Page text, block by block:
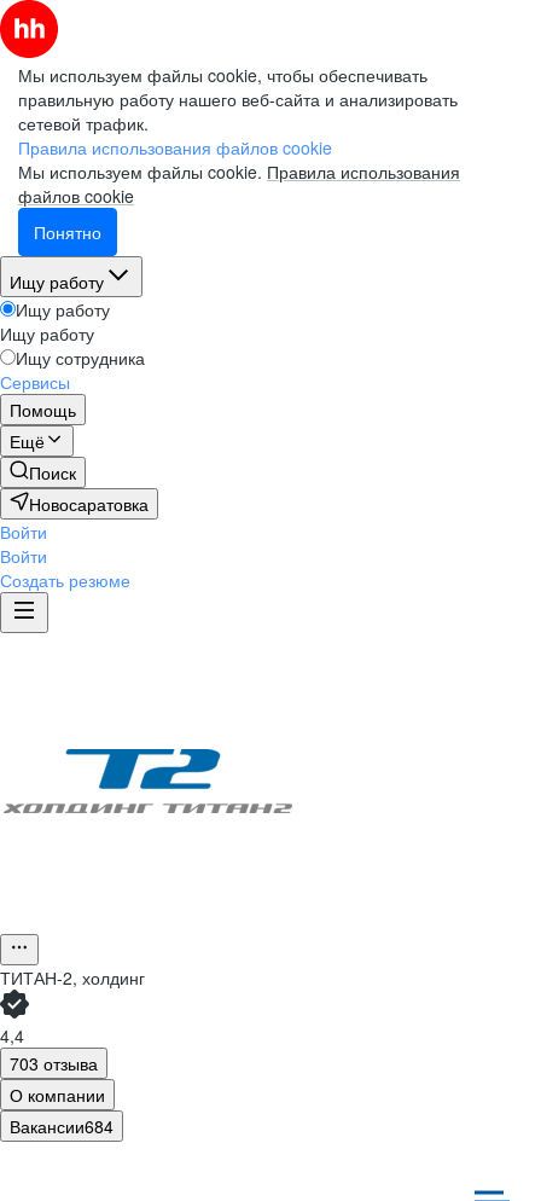
Мы используем файлы cookie, чтобы обеспечивать
правильную работу нашего веб-сайта и анализировать
сетевой трафик.
Правила использования файлов cookie
Мы используем файлы cookie. Правила использования
файлов cookie
Понятно
Ищу работу
Ищу работу
Ищу работу
Ищу сотрудника
Сервисы
Помощь
Ещё
Поиск
Новосаратовка
Войти
Войти
Создать резюме
ТИТАН-2, холдинг
4,4
703 отзыва
О компании
Вакансии684